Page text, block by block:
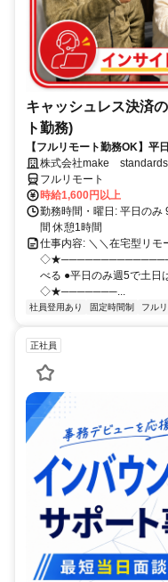
キャッシュレス決済
ト勤務)
【フルリモート勤務OK】
スキルアップ
株式会社make standards
フルリモート
時給1,600円以上
勤務時間・曜日: 平日の
間 休憩1時間
仕事内容: ＼＼在宅型リモ
べる ●平日のみ週5で土日
◇★───────...
社員登用あり 固定時間制 フル
正社員